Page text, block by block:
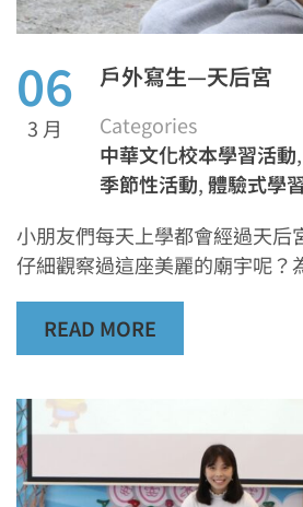
06
3 月
戶外寫生—天后宮
Categories
中華文化校本學習活動,
季節性活動,體驗式學
小朋友們每天上學都會經過天后
仔細觀察過這座美麗的廟宇呢？
READ MORE